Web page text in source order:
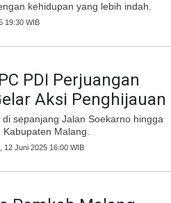
kehidupan yang lebih indah.
19:30 WIB
PDI Perjuangan
Aksi Penghijauan
sepanjang Jalan Soekarno hingga
Malang.
12 Juni 2025 16:00 WIB